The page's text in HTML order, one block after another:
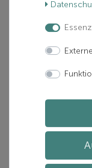
zzgl.
In den